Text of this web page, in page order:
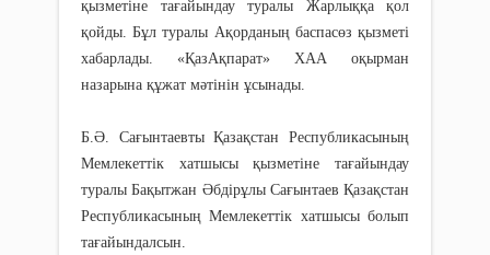
қызметіне тағайындау туралы Жарлыққа қол
қойды. Бұл туралы Ақорданың баспасөз қызметі
хабарлады. «ҚазАқпарат» ХАА оқырман
назарына құжат мәтінін ұсынады.
Б.Ә. Сағынтаевты Қазақстан Республикасының
Мемлекеттік хатшысы қызметіне тағайындау
туралы Бақытжан Әбдірұлы Сағынтаев Қазақстан
Республикасының Мемлекеттік хатшысы болып
тағайындалсын.